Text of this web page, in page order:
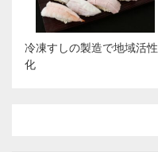
冷凍すしの製造で地域活性
化